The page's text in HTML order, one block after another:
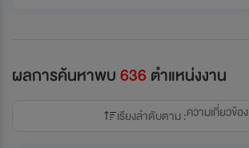
ผลการค้นหาพบ636ตำแหน่งงาน
เรียงลำดับตาม :ความเกี่ยวข้อง